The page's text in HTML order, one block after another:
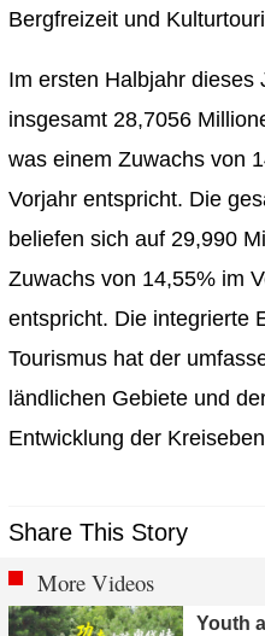
Bergfreizeit und
Im ersten Halbjahr dieses
insgesamt 28,7056
was einem Zuwachs von
Vorjahr entspricht. Die
beliefen sich auf 29,990
Zuwachs von 14,55% im
entspricht. Die integrierte
Tourismus hat der
ländlichen Gebiete und
Entwicklung der
Share This Story
More Videos
Youth